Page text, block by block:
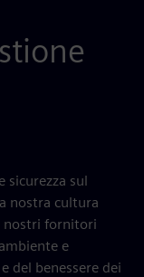
sicurezza sul
nostra cultura
nostri fornitori
e
del benessere dei